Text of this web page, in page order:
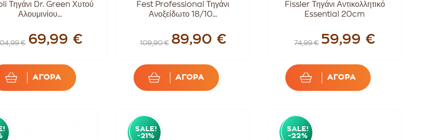
Τηγάνι Dr. Green Χυτού
Αλουμινίου...
€ 69,99 €
ΑΓΟΡΑ
Fest Professional Τηγάνι
Ανοξείδωτο 18/10...
109,90 € 89,90 €
ΑΓΟΡΑ
Fissler Τηγάνι Αντικολλητικό
Essential 20cm
74,99 € 59,99 €
ΑΓΟΡΑ
SALE!
-21%
SALE!
-22%